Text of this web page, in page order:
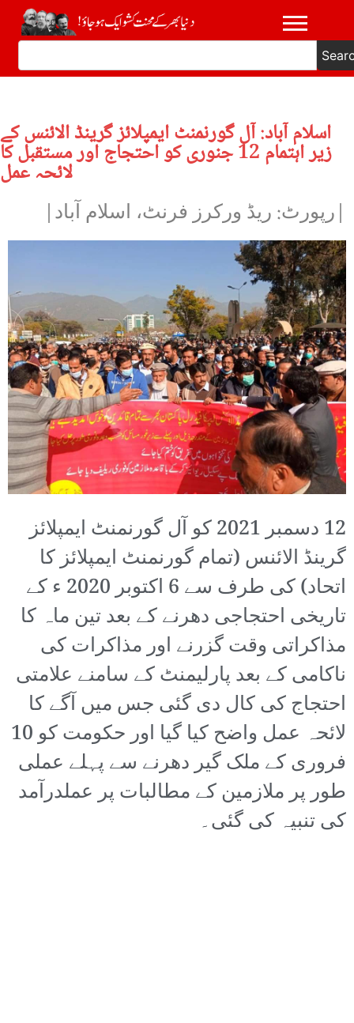
اسلام آباد: آل گورنمنٹ ایمپلائز گرینڈ الائنس کے
زیر اہتمام 12 جنوری کو احتجاج اور مستقبل کا
لائحہ عمل
|رپورٹ: ریڈ ورکرز فرنٹ، اسلام آباد|
12 دسمبر 2021 کو آل گورنمنٹ ایمپلائز
گرینڈ الائنس (تمام گورنمنٹ ایمپلائز کا
اتحاد) کی طرف سے 6 اکتوبر 2020 ء کے
تاریخی احتجاجی دھرنے کے بعد تین ماہ کا
مذاکراتی وقت گزرنے اور مذاکرات کی
ناکامی کے بعد پارلیمنٹ کے سامنے علامتی
احتجاج کی کال دی گئی جس میں آگے کا
لائحہ عمل واضح کیا گیا اور حکومت کو 10
فروری کے ملک گیر دھرنے سے پہلے عملی
طور پر ملازمین کے مطالبات پر عملدرآمد
کی تنبیہ کی گئی۔